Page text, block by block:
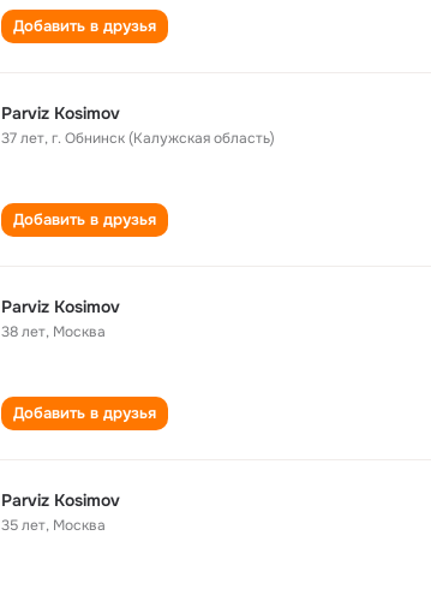
Добавить в друзья
Parviz Kosimov
37 лет,г. Обнинск (Калужская область)
Добавить в друзья
Parviz Kosimov
38 лет, Москва
Добавить в друзья
Parviz Kosimov
35 лет, Москва